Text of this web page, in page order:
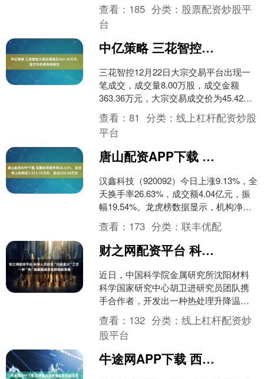
查看： 185 分类： 股票配资炒股平
台
中亿策略 三花智控大宗交易成交363.36万元，卖方为机构专用席位
三花智控12月22日大宗交易平台出现一
笔成交，成交量8.00万股，成交金额
363.36万元，大宗交易成交价为45.42
元。该笔交易的买方营业部为中信证券
股份有限....
查看：81 分类：线上杠杆配资炒股
平台
唐山配资APP下载 汉鑫科技换手率26.63%，龙虎榜上机构买入513.75万元，卖出525.44万元
汉鑫科技（920092）今日上涨9.13%，全
天换手率26.63%，成交额4.04亿元，振
幅19.54%。龙虎榜数据显示，机构净卖
出11.69万元，营业部席位合....
查看： 173 分类：联丰优配
财之网配资平台 科研人员研发“闪速退火”工艺 一秒“炼”就晶圆级高性能储能薄膜
近日，中国科学院金属研究所沈阳材料
科学国家研究中心胡卫进研究员团队携
手合作者，开发出一种热处理升降温速
率可达每秒1000摄氏度的“闪速退火”工
艺，成功制备出晶圆....
查看： 132 分类：线上杠杆配资炒
股平台
牛途网APP下载 西藏首座光热电站吸热塔结顶